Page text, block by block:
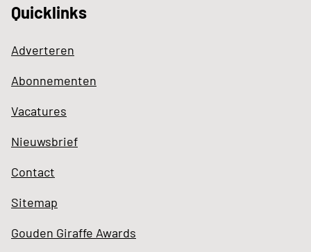
Quicklinks
Adverteren
Abonnementen
Vacatures
Nieuwsbrief
Contact
Sitemap
Gouden Giraffe Awards